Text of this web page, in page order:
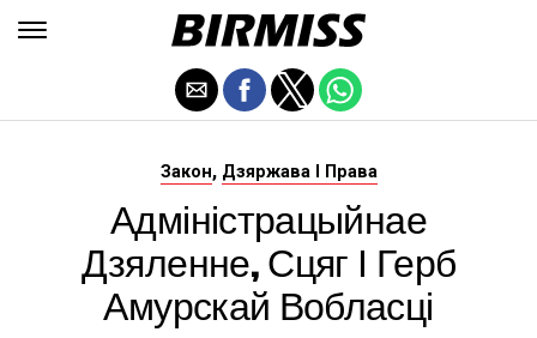
Закон, Дзяржава І Права
Адміністрацыйнае
Дзяленне, Сцяг І Герб
Амурскай Вобласці